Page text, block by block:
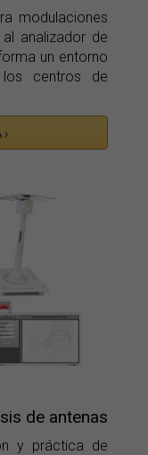
modulaciones
analizador de
un entorno
centros de
de antenas
y práctica de